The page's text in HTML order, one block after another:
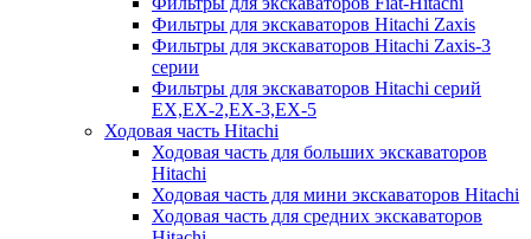
Фильтры для экскаваторов Hitachi Zaxis
Фильтры для экскаваторов Hitachi Zaxis-3
серии
Фильтры для экскаваторов Hitachi серий
EX,EX-2,EX-3,EX-5
Ходовая часть Hitachi
Ходовая часть для больших экскаваторов
Hitachi
Ходовая часть для мини экскаваторов Hitachi
Ходовая часть для средних экскаваторов